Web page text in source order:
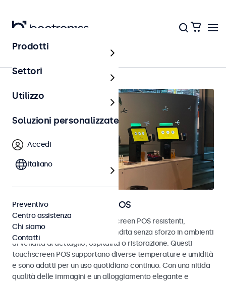
Punto vendita (POS)
Monitor e touchscreen POS
Scopri i nostri monitor e touchscreen POS resistenti,
progettati per transazioni di vendita senza sforzo in ambienti
di vendita al dettaglio, ospitalità o ristorazione. Questi
touchscreen POS supportano diverse temperature e umidità
e sono adatti per un uso quotidiano continuo. Con una nitida
qualità delle immagini e un alloggiamento elegante e
Prodotti
Settori
Utilizzo
Soluzioni personalizzate
Accedi
Italiano
Preventivo
Centro assistenza
Chi siamo
Contatti